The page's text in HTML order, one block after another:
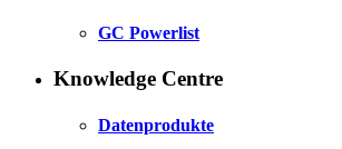
GC Powerlist
Knowledge Centre
Datenprodukte